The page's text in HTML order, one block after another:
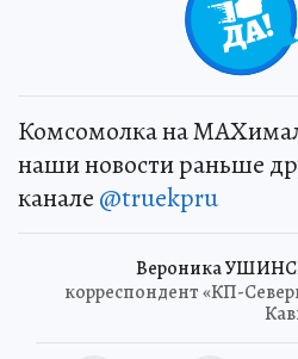
Комсомолка на
наши новости раньше
канале @truekpru
Вероника
корреспондент «КП-